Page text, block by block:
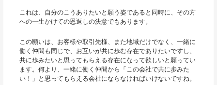
これは、自分のこうありたいと願う姿であると同時に、その方
への一生かけての恩返しの決意でもあります。
この願いは、お客様や取引先様、また地域だけでなく、一緒に
働く仲間も同じで、お互いが共に歩む存在でありたいですし、
共に歩みたいと思ってもらえる存在になって欲しいと願ってい
ます。何より、一緒に働く仲間から「この会社で共に歩みた
い！」と思ってもらえる会社にならなければいけないですね。